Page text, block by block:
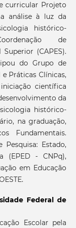
curricular Projeto
análise à luz da
histórico-
de
(CAPES).
do Grupo de
Práticas Clínicas,
científica
da
histórico-
na graduação,
Fundamentais.
Estado,
(EPED - CNPq),
em Educação
Federal de
Escolar pela